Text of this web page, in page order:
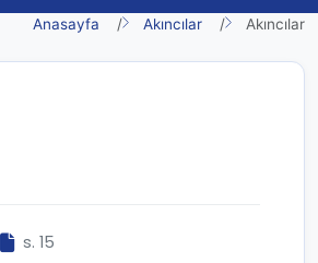
Anasayfa Akıncılar Akıncılar
s. 15